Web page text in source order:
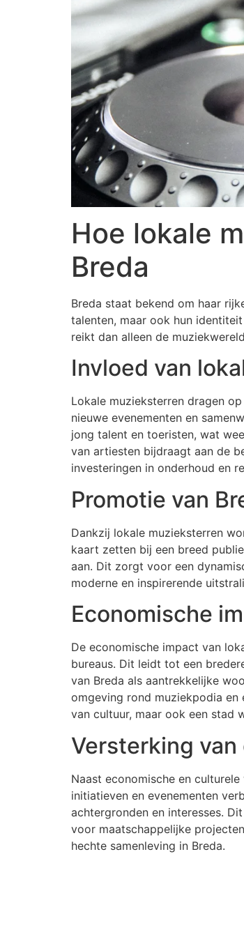
Hoe lokale
Breda
Breda staat bekend om haar
talenten, maar ook hun
reikt dan alleen de
Invloed van
Lokale muzieksterren dragen
nieuwe evenementen en
jong talent en toeristen, wat
van artiesten bijdraagt aan de
investeringen in onderhoud en
Promotie van
Dankzij lokale muzieksterren
kaart zetten bij een breed
aan. Dit zorgt voor een
moderne en inspirerende
Economische
De economische impact van
bureaus. Dit leidt tot een
van Breda als aantrekkelijke
omgeving rond muziekpodia
van cultuur, maar ook een stad
Versterking
Naast economische en
initiatieven en evenementen
achtergronden en interesses.
voor maatschappelijke
hechte samenleving in Breda.